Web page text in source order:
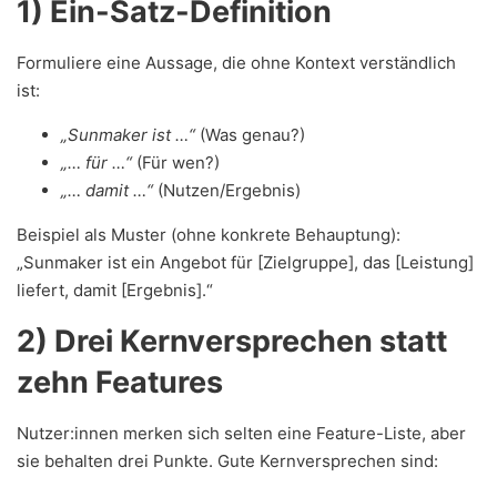
1) Ein-Satz-Definition
Formuliere eine Aussage, die ohne Kontext verständlich
ist:
„Sunmaker ist …“(Was genau?)
„… für …“(Für wen?)
„… damit …“(Nutzen/Ergebnis)
Beispiel als Muster (ohne konkrete Behauptung):
„Sunmaker ist ein Angebot für [Zielgruppe], das [Leistung]
liefert, damit [Ergebnis].“
2) Drei Kernversprechen statt
zehn Features
Nutzer:innen merken sich selten eine Feature-Liste, aber
sie behalten drei Punkte. Gute Kernversprechen sind: